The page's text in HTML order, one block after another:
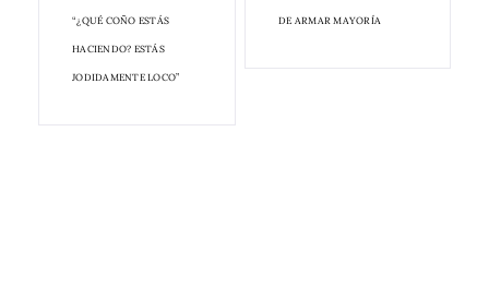
“¿QUÉ COÑO ESTÁS
HACIENDO? ESTÁS
JODIDAMENTE LOCO”
DE ARMAR MAYORÍA